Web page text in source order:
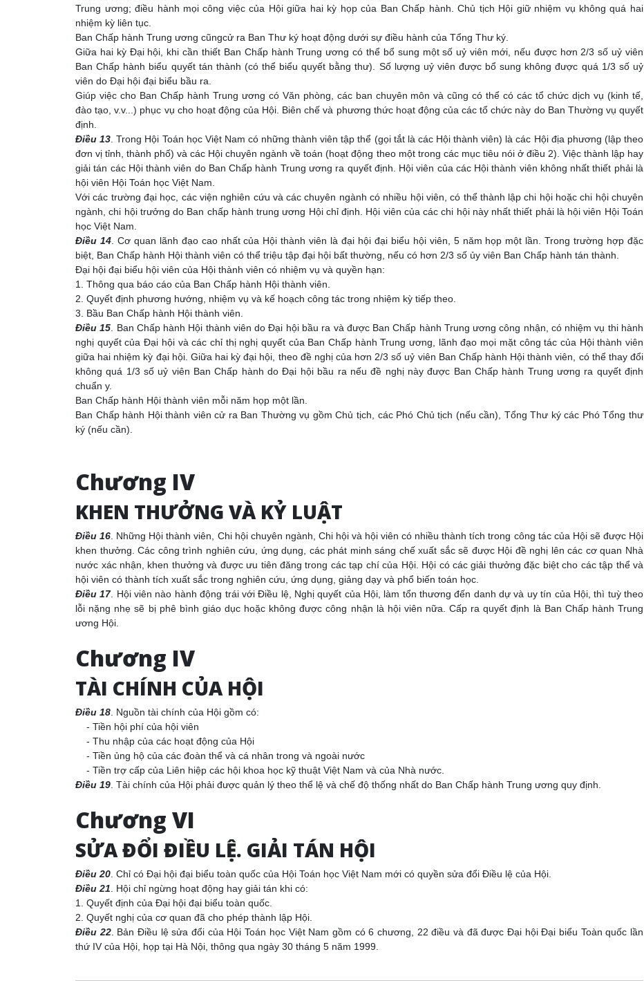
Trung ương; điều hành mọi công việc của Hội giữa hai kỳ họp của Ban Chấp hành. Chủ tịch Hội giữ nhiệm vụ không quá hai
nhiệm kỳ liên tục.
Ban Chấp hành Trung ương cũngcử ra Ban Thư ký hoạt động dưới sự điều hành của Tổng Thư ký.
Giữa hai kỳ Đại hội, khi cần thiết Ban Chấp hành Trung ương có thể bổ sung một số uỷ viên mới, nếu được hơn 2/3 số uỷ viên
Ban Chấp hành biểu quyết tán thành (có thể biểu quyết bằng thư). Số lượng uỷ viên được bổ sung không được quá 1/3 số uỷ
viên do Đại hội đại biểu bầu ra.
Giúp việc cho Ban Chấp hành Trung ương có Văn phòng, các ban chuyên môn và cũng có thể có các tổ chức dịch vụ (kinh tế,
đào tạo, v.v...) phục vụ cho hoạt động của Hội. Biên chế và phương thức hoạt động của các tổ chức này do Ban Thường vụ quyết
định.
Điều 13 . Trong Hội Toán học Việt Nam có những thành viên tập thể (gọi tắt là các Hội thành viên) là các Hội địa phương (lập theo
đơn vị tỉnh, thành phố) và các Hội chuyên ngành về toán (hoạt động theo một trong các mục tiêu nói ở điều 2). Việc thành lập hay
giải tán các Hội thành viên do Ban Chấp hành Trung ương ra quyết định. Hội viên của các Hội thành viên không nhất thiết phải là
hội viên Hội Toán học Việt Nam.
Với các trường đại học, các viện nghiên cứu và các chuyên ngành có nhiều hội viên, có thể thành lập chi hội hoặc chi hội chuyên
ngành, chi hội trưởng do Ban chấp hành trung ương Hội chỉ định. Hội viên của các chi hội này nhất thiết phải là hội viên Hội Toán
học Việt Nam.
Điều 14 . Cơ quan lãnh đạo cao nhất của Hội thành viên là đại hội đại biểu hội viên, 5 năm họp một lần. Trong trường hợp đặc
biệt, Ban Chấp hành Hội thành viên có thể triệu tập đại hội bất thường, nếu có hơn 2/3 số ủy viên Ban Chấp hành tán thành.
Đại hội đại biểu hội viên của Hội thành viên có nhiệm vụ và quyền hạn:
1. Thông qua báo cáo của Ban Chấp hành Hội thành viên.
2. Quyết định phương hướng, nhiệm vụ và kế hoạch công tác trong nhiệm kỳ tiếp theo.
3. Bầu Ban Chấp hành Hội thành viên.
Điều 15 . Ban Chấp hành Hội thành viên do Đại hội bầu ra và được Ban Chấp hành Trung ương công nhận, có nhiệm vụ thi hành
nghị quyết của Đại hội và các chỉ thị nghị quyết của Ban Chấp hành Trung ương, lãnh đạo mọi mặt công tác của Hội thành viên
giữa hai nhiệm kỳ đại hội. Giữa hai kỳ đại hội, theo đề nghị của hơn 2/3 số uỷ viên Ban Chấp hành Hội thành viên, có thể thay đổi
không quá 1/3 số uỷ viên Ban Chấp hành do Đại hội bầu ra nếu đề nghị này được Ban Chấp hành Trung ương ra quyết định
chuẩn y.
Ban Chấp hành Hội thành viên mỗi năm họp một lần.
Ban Chấp hành Hội thành viên cử ra Ban Thường vụ gồm Chủ tịch, các Phó Chủ tịch (nếu cần), Tổng Thư ký các Phó Tổng thư
ký (nếu cần).
Chương IV
KHEN THƯỞNG VÀ KỶ LUẬT
Điều 16 . Những Hội thành viên, Chi hội chuyên ngành, Chi hội và hội viên có nhiều thành tích trong công tác của Hội sẽ được Hội
khen thưởng. Các công trình nghiên cứu, ứng dụng, các phát minh sáng chế xuất sắc sẽ được Hội đề nghị lên các cơ quan Nhà
nước xác nhận, khen thưởng và được ưu tiên đăng trong các tạp chí của Hội. Hội có các giải thưởng đặc biệt cho các tập thể và
hội viên có thành tích xuất sắc trong nghiên cứu, ứng dụng, giảng dạy và phổ biến toán học.
Điều 17. Hội viên nào hành động trái với Điều lệ, Nghị quyết của Hội, làm tổn thương đến danh dự và uy tín của Hội, thì tuỳ theo
lỗi nặng nhẹ sẽ bị phê bình giáo dục hoặc không được công nhận là hội viên nữa. Cấp ra quyết định là Ban Chấp hành Trung
ương Hội.
Chương IV
TÀI CHÍNH CỦA HỘI
Điều 18 . Nguồn tài chính của Hội gồm có:
- Tiền hội phí của hội viên
- Thu nhập của các hoạt động của Hội
- Tiền ủng hộ của các đoàn thể và cá nhân trong và ngoài nước
- Tiền trợ cấp của Liên hiệp các hội khoa học kỹ thuật Việt Nam và của Nhà nước.
Điều 19 . Tài chính của Hội phải được quản lý theo thể lệ và chế độ thống nhất do Ban Chấp hành Trung ương quy định.
Chương VI
SỬA ĐỔI ĐIỀU LỆ. GIẢI TÁN HỘI
Điều 20 . Chỉ có Đại hội đại biểu toàn quốc của Hội Toán học Việt Nam mới có quyền sửa đổi Điều lệ của Hội.
Điều 21 . Hội chỉ ngừng hoạt động hay giải tán khi có:
1. Quyết định của Đại hội đại biểu toàn quốc.
2. Quyết nghị của cơ quan đã cho phép thành lập Hội.
Điều 22. Bản Điều lệ sửa đổi của Hội Toán học Việt Nam gồm có 6 chương, 22 điều và đã được Đại hội Đại biểu Toàn quốc lần
thứ IV của Hội, họp tại Hà Nội, thông qua ngày 30 tháng 5 năm 1999.